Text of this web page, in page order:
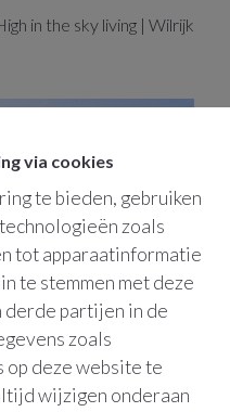
via cookies
te bieden, gebruiken
zoals
tot apparaatinformatie
te stemmen met deze
derde partijen in de
zoals
op deze website te
wijzigen onderaan
in the sky living | Wilrijk
Modern living | Groen Zuid